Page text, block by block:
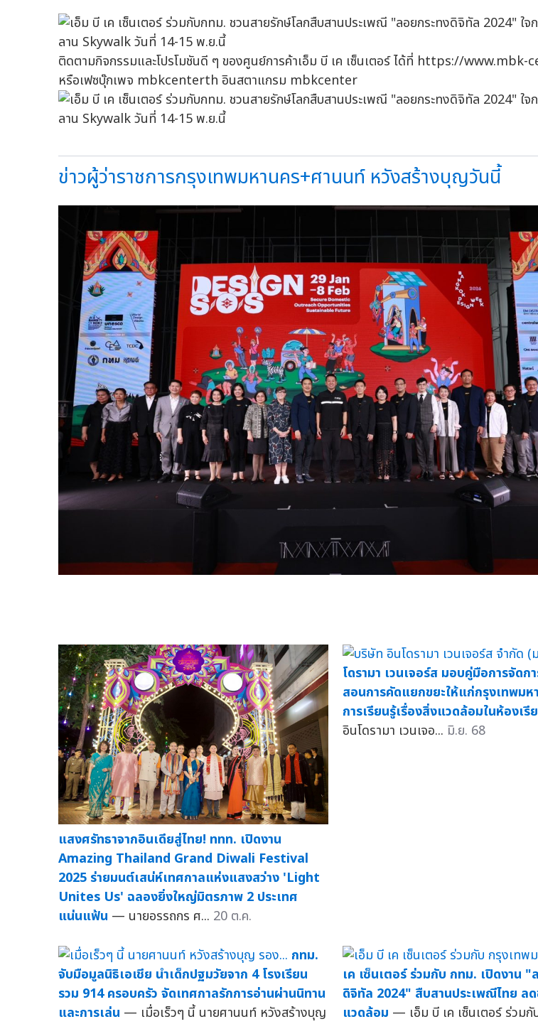
ติดตามกิจกรรมและโปรโมชันดี ๆ ของศูนย์การค้าเอ็ม บี เค เซ็นเตอร์ ได้ที่ https://
หรือเฟซบุ๊กเพจ mbkcenterth อินสตาแกรม mbkcenter
ข่าวผู้ว่าราชการกรุงเทพมหานคร+ศานนท์ หวังสร้างบุญวันนี้
แสงศรัทธาจากอินเดียสู่ไทย! ททท. เปิดงาน
Amazing Thailand Grand Diwali Festival
2025 ร่ายมนต์เสน่ห์เทศกาลแห่งแสงสว่าง 'Light
Unites Us' ฉลองยิ่งใหญ่มิตรภาพ 2 ประเทศ
แน่นแฟ้น — นายอรรถกร ศ... 20 ต.ค.
โดรามา เวนเจอร์ส มอบคู่มือการจัดก
สอนการคัดแยกขยะให้แก่กรุงเทพมห
การเรียนรู้เรื่องสิ่งแวดล้อมในห้องเรี
อินโดรามา เวนเจอ... มิ.ย. 68
กทม.
จับมือมูลนิธิเอเชีย นำเด็กปฐมวัยจาก 4 โรงเรียน
รวม 914 ครอบครัว จัดเทศกาลรักการอ่านผ่านนิทาน
และการเล่น — เมื่อเร็วๆ นี้ นายศานนท์ หวังสร้างบุญ
เค เซ็นเตอร์ ร่วมกับ กทม. เปิดงาน "
ดิจิทัล 2024" สืบสานประเพณีไทย ล
แวดล้อม — เอ็ม บี เค เซ็นเตอร์ ร่วมกั